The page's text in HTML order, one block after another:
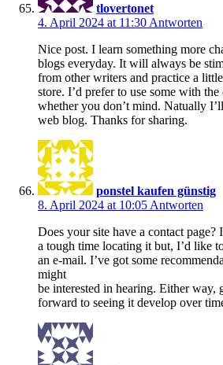
tlovertonet
4. April 2024 at 11:30 Antworten
Nice post. I learn something more
blogs everyday. It will always be
from other writers and practice a
store. I’d prefer to use some with
whether you don’t mind. Natually
web blog. Thanks for sharing.
ponstel kaufen günstig
8. April 2024 at 10:05 Antworten
Does your site have a contact page?
a tough time locating it but, I’d like
an e-mail. I’ve got some
might
be interested in hearing. Either way,
forward to seeing it develop over